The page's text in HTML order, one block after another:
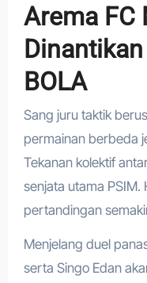
Arema FC
BOLA
Sang juru taktik
permainan berbeda
Tekanan kolektif
senjata utama
pertandingan
Menjelang duel
serta Singo Edan